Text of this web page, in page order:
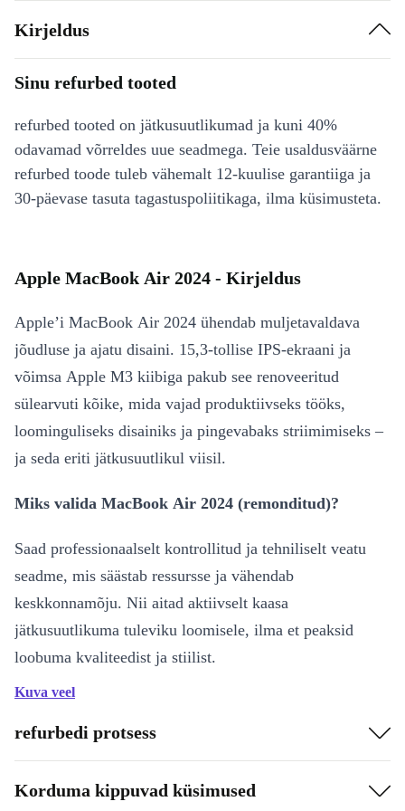
Kirjeldus
Sinu refurbed tooted
refurbed tooted on jätkusuutlikumad ja kuni 40%
odavamad võrreldes uue seadmega. Teie usaldusväärne
refurbed toode tuleb vähemalt 12-kuulise garantiiga ja
30-päevase tasuta tagastuspoliitikaga, ilma küsimusteta.
Apple MacBook Air 2024 - Kirjeldus
Apple’i MacBook Air 2024 ühendab muljetavaldava
jõudluse ja ajatu disaini. 15,3-tollise IPS-ekraani ja
võimsa Apple M3 kiibiga pakub see renoveeritud
sülearvuti kõike, mida vajad produktiivseks tööks,
loominguliseks disainiks ja pingevabaks striimimiseks –
ja seda eriti jätkusuutlikul viisil.
Miks valida MacBook Air 2024 (remonditud)?
Saad professionaalselt kontrollitud ja tehniliselt veatu
seadme, mis säästab ressursse ja vähendab
keskkonnamõju. Nii aitad aktiivselt kaasa
jätkusuutlikuma tuleviku loomisele, ilma et peaksid
loobuma kvaliteedist ja stiilist.
Olulised omadused ülevaatlikult:
15,3” IPS, eriti terav tänu 2880 x 1864 pikslise
Jõudlus:Apple M3 protsessor, 8 tuuma – ideaalne
Kuva veel
refurbedi protsess
Korduma kippuvad küsimused